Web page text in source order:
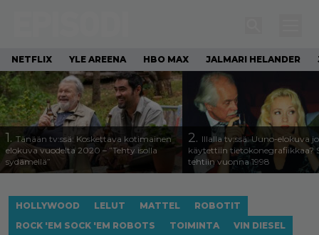
NETFLIX YLE AREENA HBO MAX JALMARI HELANDER
1. Tänään tv:ssä: Koskettava kotimainen
elokuva vuodelta 2020 – ”Tehty isolla
sydämellä”
2. Illalla tv:ssä: Uuno-elokuva
käytettiin tietokonegrafiikkaa?
tehtiin vuonna 1998
HOLLYWOOD LELUT MATTEL
ROBOTIT
ROCK 'EM SOCK 'EM ROBOTS
TOIMINTA VIN DIESEL